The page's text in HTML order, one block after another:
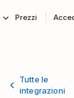
Prezzi
Tutte le
integrazioni